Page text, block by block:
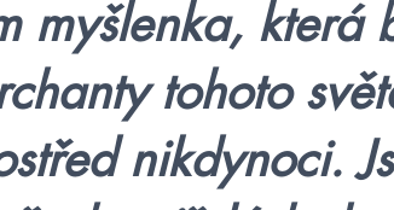
myšlenka, která
tohoto
nikdynoci.